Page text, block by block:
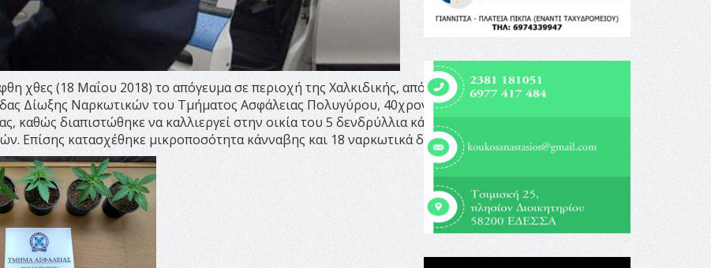
χθες (18 Μαΐου 2018) το απόγευμα σε περιοχή της Χαλκιδικής, από αστυνομικούς
Δίωξης Ναρκωτικών του Τμήματος Ασφάλειας Πολυγύρου, 40χρονος υπήκοος
καθώς διαπιστώθηκε να καλλιεργεί στην οικία του 5 δενδρύλλια κάνναβης ύψους 15
Επίσης κατασχέθηκε μικροποσότητα κάνναβης και 18 ναρκωτικά δισκία.